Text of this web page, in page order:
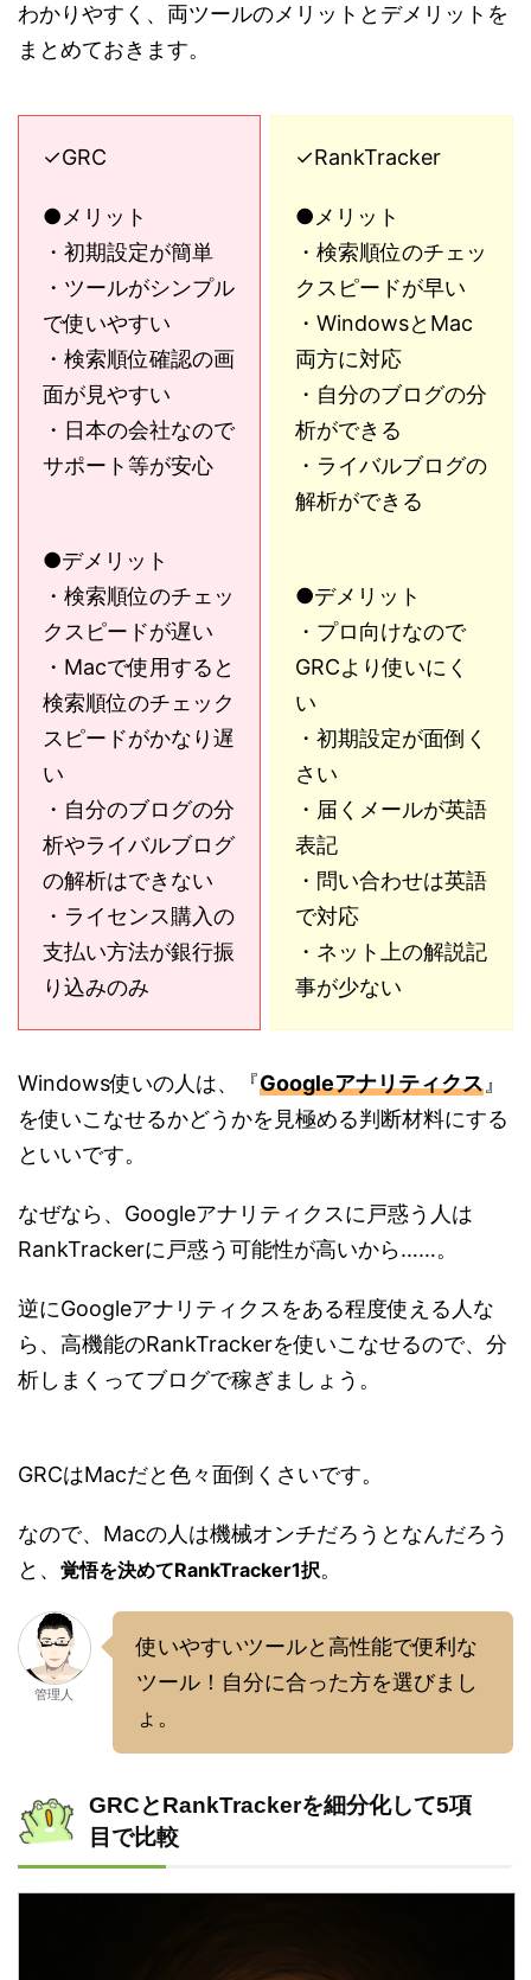
わかりやすく、両ツールのメリットとデメリットを
まとめておきます。
✓GRC
●メリット
・初期設定が簡単
・ツールがシンプル
で使いやすい
・検索順位確認の画
面が見やすい
・日本の会社なので
サポート等が安心
●デメリット
・検索順位のチェッ
クスピードが遅い
・Macで使用すると
検索順位のチェック
スピードがかなり遅
い
・自分のブログの分
析やライバルブログ
の解析はできない
・ライセンス購入の
支払い方法が銀行振
り込みのみ
✓RankTracker
●メリット
・検索順位のチェッ
クスピードが早い
・WindowsとMac
両方に対応
・自分のブログの分
析ができる
・ライバルブログの
解析ができる
●デメリット
・プロ向けなので
GRCより使いにく
い
・初期設定が面倒く
さい
・届くメールが英語
表記
・問い合わせは英語
で対応
・ネット上の解説記
事が少ない
Windows使いの人は、『Googleアナリティクス 』
を使いこなせるかどうかを見極める判断材料にする
といいです。
なぜなら、Googleアナリティクスに戸惑う人は
RankTrackerに戸惑う可能性が高いから……。
逆にGoogleアナリティクスをある程度使える人な
ら、高機能のRankTrackerを使いこなせるので、分
析しまくってブログで稼ぎましょう。
GRCはMacだと色々面倒くさいです。
なので、Macの人は機械オンチだろうとなんだろう
と、 覚悟を決めてRankTracker1択。
管理人
使いやすいツールと高性能で便利な
ツール！自分に合った方を選びまし
ょ。
GRCとRankTrackerを細分化して5項
目で比較